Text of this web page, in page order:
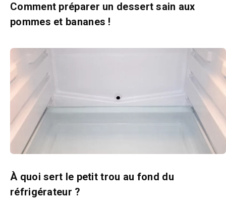
Comment préparer un dessert sain aux
pommes et bananes !
À quoi sert le petit trou au fond du
réfrigérateur ?